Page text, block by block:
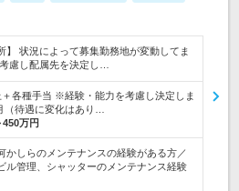
】 状況によって募集勤務地が変動してま
慮し配属先を決定し…
＋各種手当 ※経験・能力を考慮し決定しま
待遇に変化はあり…
450万円
かしらのメンテナンスの経験がある方／
ル管理、シャッターのメンテナンス経験